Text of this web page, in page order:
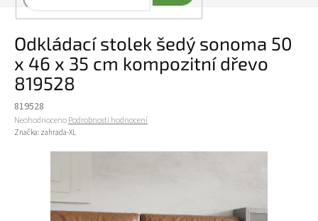
Odkládací stolek šedý sonoma 50
x 46 x 35 cm kompozitní dřevo
819528
819528
Průměrné hodnocení produktu je 0,0 z 5 hvězdiček.
NeohodnocenoPodrobnosti hodnocení
Značka: zahrada-XL